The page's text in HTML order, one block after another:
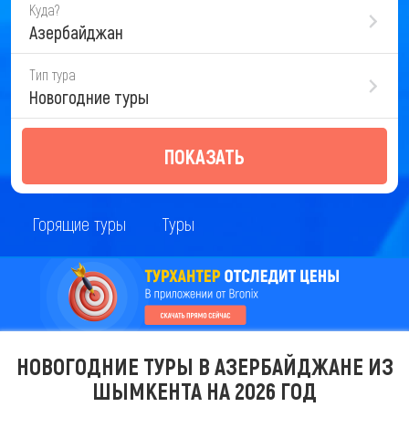
Куда?
Азербайджан
Тип тура
Новогодние туры
ПОКАЗАТЬ
Горящие туры Туры
НОВОГОДНИЕ ТУРЫ В АЗЕРБАЙДЖАНЕ ИЗ
ШЫМКЕНТА НА 2026 ГОД